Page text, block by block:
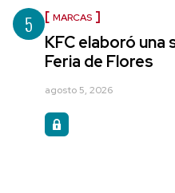
5 MARCAS
KFC elaboró una
Feria de Flores
agosto 5, 2026